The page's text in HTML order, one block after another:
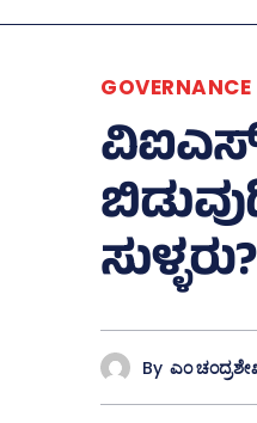
GOVERNANCE
ಸುಳ್ಳರು?
By ಎಂ